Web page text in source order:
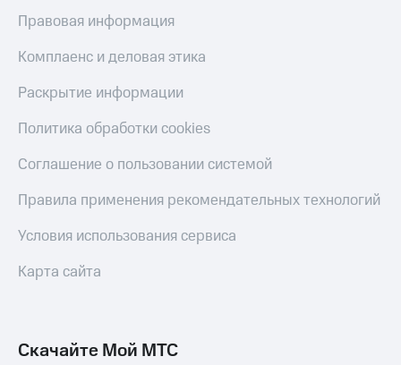
Правовая информация
Комплаенс и деловая этика
Раскрытие информации
Политика обработки cookies
Соглашение о пользовании системой
Правила применения рекомендательных технологий
Условия использования сервиса
Карта сайта
Скачайте Мой МТС